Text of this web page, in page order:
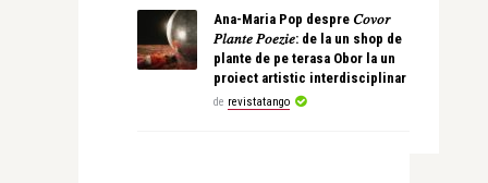
Ana-Maria Pop despre 𝐶𝑜𝑣𝑜𝑟
𝑃𝑙𝑎𝑛𝑡𝑒 𝑃𝑜𝑒𝑧𝑖𝑒: de la un shop de
plante de pe terasa Obor la un
proiect artistic interdisciplinar
de revistatango